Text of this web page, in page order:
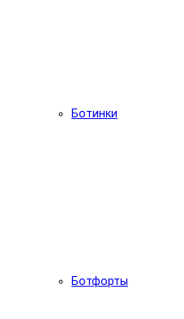
Ботинки
Ботфорты